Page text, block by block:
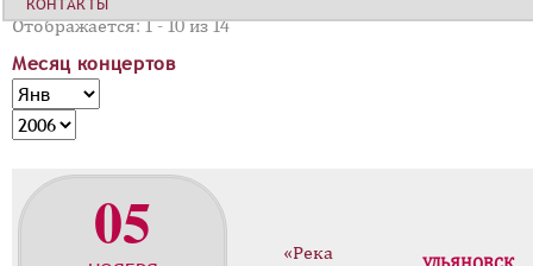
Отображается: 1 - 10 из 14
Месяц концертов
М
е
с
к
М
е
с
Г
о
05
«Река